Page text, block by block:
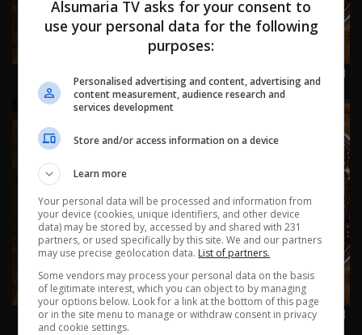
اسرار الفلك مع جاكلين عقيقي | من ١٨ الى ٢٤ تموز ٢٠٢٦ | 2026
اسرار الفلك مع جاكلين عقيقي | من ١١ الى ١٧ تموز ٢٠٢٦ | 2026
Alsumaria TV asks for your consent to
use your personal data for the following
purposes:
Personalised advertising and content, advertising and
content measurement, audience research and
services development
Store and/or access information on a device
Learn more
Your personal data will be processed and information from
your device (cookies, unique identifiers, and other device
data) may be stored by, accessed by and shared with 231
partners, or used specifically by this site. We and our partners
may use precise geolocation data. List of partners.
Some vendors may process your personal data on the basis
of legitimate interest, which you can object to by managing
your options below. Look for a link at the bottom of this page
or in the site menu to manage or withdraw consent in privacy
and cookie settings.